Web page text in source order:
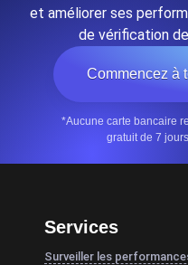
et améliorer ses
de vérification
Commencez à
*Aucune carte bancaire
gratuit de 7
Services
Surveiller les